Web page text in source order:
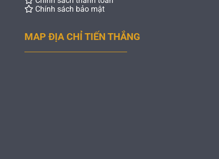
Chính sách bảo mật
MAP ĐỊA CHỈ TIẾN THẮNG